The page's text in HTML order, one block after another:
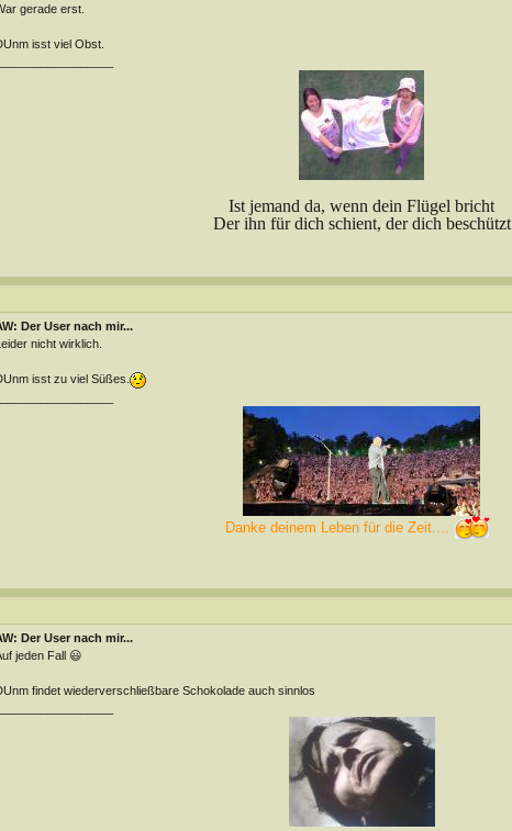
gerade erst.
isst viel Obst.
Ist jemand da, wenn dein Flügel bricht
Der ihn für dich schient, der dich beschützt
Der User nach mir...
nicht wirklich.
isst zu viel Süßes.
Danke deinem Leben für die Zeit....
Der User nach mir...
jeden Fall 😃
findet wiederverschließbare Schokolade auch sinnlos